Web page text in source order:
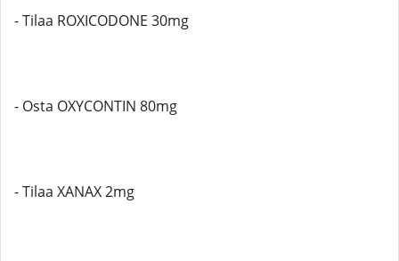
- Tilaa ROXICODONE 30mg
- Osta OXYCONTIN 80mg
- Tilaa XANAX 2mg